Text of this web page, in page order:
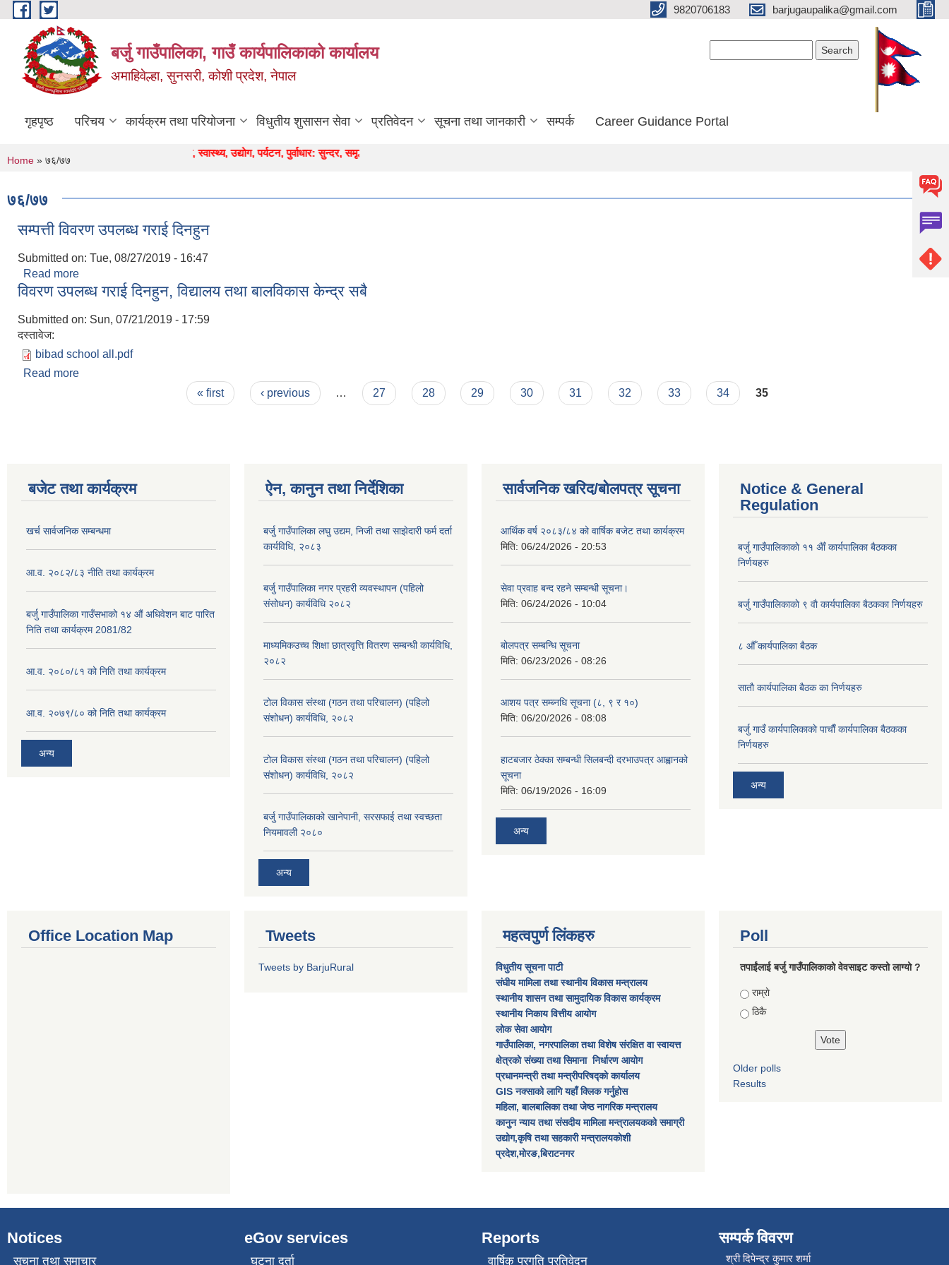
Skip to main content 9820706183 barjugaupalika@gmail.com
बर्जु गाउँपालिका, गाउँ कार्यपालिकाको कार्यालय
अमाहिवेल्हा, सुनसरी, कोशी प्रदेश, नेपाल
गृहपृष्ठ परिचय कार्यक्रम तथा परियोजना विधुतीय शुसासन सेवा प्रतिवेदन सूचना तथा जानकारी सम्पर्क Career Guidance Portal
" कृषि, शिक्षा, स्वास्थ्य, उद्याेग, पर्यटन, पुर्वाधार: सुन्दर, समृद्ध बर्जुकाे अाधार "
You are here
Home » ७६/७७
७६/७७
सम्पत्ती विवरण उपलब्ध गराई दिनहुन
Submitted on: Tue, 08/27/2019 - 16:47
Read more
विवरण उपलब्ध गराई दिनहुन, विद्यालय तथा बालविकास केन्द्र सबै
Submitted on: Sun, 07/21/2019 - 17:59
दस्तावेज:
bibad school all.pdf
Read more
« first ‹ previous … 27 28 29 30 31 32 33 34 35
बजेट तथा कार्यक्रम
खर्च सार्वजनिक सम्बन्धमा
आ.व. २०८२/८३ नीति तथा कार्यक्रम
बर्जु गाउँपालिका गाउँसभाको १४ औं अधिवेशन बाट पारित
निति तथा कार्यक्रम 2081/82
आ.व. २०८०/८१ को निति तथा कार्यक्रम
आ.व. २०७९/८० को निति तथा कार्यक्रम
अन्य
ऐन, कानुन तथा निर्देशिका
बर्जु गाउँपालिका लघु उद्यम, निजी तथा साझेदारी फर्म दर्ता
कार्यविधि, २०८३
बर्जु गाउँपालिका नगर प्रहरी व्यवस्थापन (पहिलो
संसोधन) कार्यविधि २०८२
माध्यमिकउच्च शिक्षा छात्रवृत्ति वितरण सम्बन्धी कार्यविधि,
२०८२
टोल विकास संस्था (गठन तथा परिचालन) (पहिलो
संशोधन) कार्यविधि, २०८२
टोल विकास संस्था (गठन तथा परिचालन) (पहिलो
संशोधन) कार्यविधि, २०८२
बर्जु गाउँपालिकाको खानेपानी, सरसफाई तथा स्वच्छता
नियमावली २०८०
अन्य
सार्वजनिक खरिद/बोलपत्र सूचना
आर्थिक वर्ष २०८३/८४ को वार्षिक बजेट तथा कार्यक्रम
मिति: 06/24/2026 - 20:53
सेवा प्रवाह बन्द रहने सम्बन्धी सूचना।
मिति: 06/24/2026 - 10:04
बोलपत्र सम्बन्धि सूचना
मिति: 06/23/2026 - 08:26
आशय पत्र सम्ब्नधि सूचना (८, ९ र १०)
मिति: 06/20/2026 - 08:08
हाटबजार ठेक्का सम्बन्धी सिलबन्दी दरभाउपत्र आह्वानको
सूचना
मिति: 06/19/2026 - 16:09
अन्य
Notice & General
Regulation
बर्जु गाउँपालिकाकाे ११ अैाँ कार्यपालिका बैठकका
निर्णयहरु
बर्जु गाउँपालिकाकाे ९ वाै‌ कार्यपालिका बैठकका निर्णयहरु
८ औँ कार्यपालिका बैठक
साताै‌ कार्यपालिका बैठक का निर्णयहरु
बर्जु गाउँ कार्यपालिकाकाे पाचाै‌ँ कार्यपालिका बैठकका
निर्णयहरु
अन्य
Office Location Map Tweets
Tweets by BarjuRural
महत्वपुर्ण लिंकहरु
विधुतीय सूचना पाटी
संघीय मामिला तथा स्थानीय विकास मन्त्रालय
स्थानीय शासन तथा सामुदायिक विकास कार्यक्रम
स्थानीय निकाय वित्तीय आयोग
लोक सेवा आयोग
गाउँपालिका, नगरपालिका तथा विशेष स‌ंरक्षित वा स्वायत्त
क्षेत्रकाे स‌ंख्या तथा सिमाना निर्धारण आयाेग
प्रधानमन्त्री तथा मन्त्रीपरिषद्को कार्यालय
GIS नक्साको लागि यहाँ क्लिक गर्नुहोस
महिला, बालबालिका तथा जेष्ठ नागरिक मन्त्रालय
कानुन न्याय तथा संसदीय मामिला मन्त्रालयकको समाग्री
उद्योग,कृषि तथा सहकारी मन्त्रालयकोशी
प्रदेश,मोरङ,बिराटनगर
Poll
तपाईंलाई बर्जु गाउँपालिकाको वेवसाइट कस्तो लाग्यो ?
Choices
राम्राे
ठिकै
Older polls
Results
Notices
सूचना तथा समाचार
eGov services
घटना दर्ता
Reports
वार्षिक प्रगति प्रतिवेदन
सम्पर्क विवरण
श्री दिपेन्द्र कुमार शर्मा